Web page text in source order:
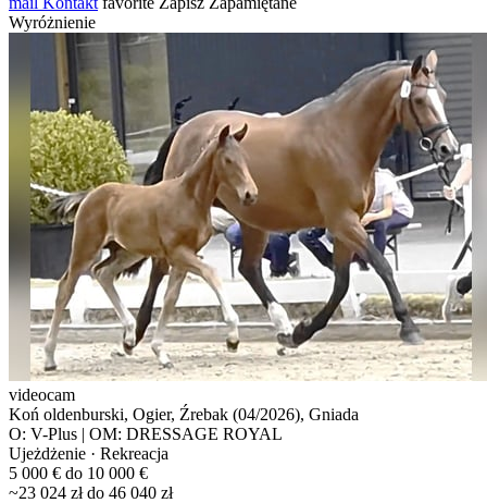
Wyróżnienie
videocam
Koń oldenburski, Ogier, Źrebak (04/2026), Gniada
O: V-Plus | OM: DRESSAGE ROYAL
Ujeżdżenie · Rekreacja
5 000 € do 10 000 €
~23 024 zł do 46 040 zł